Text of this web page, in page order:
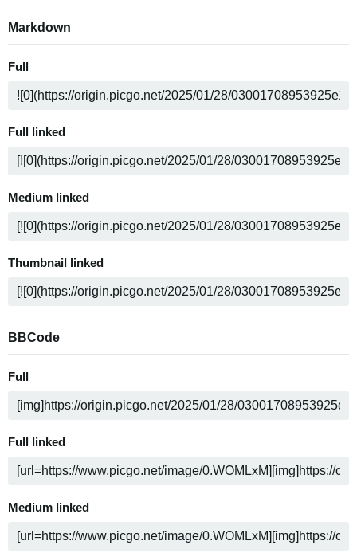
Markdown
Full
Full linked
Medium linked
Thumbnail linked
BBCode
Full
Full linked
Medium linked